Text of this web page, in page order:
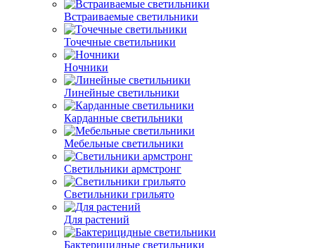
Встраиваемые светильники
Точечные светильники
Ночники
Линейные светильники
Карданные светильники
Мебельные светильники
Светильники армстронг
Светильники грильято
Для растений
Бактерицидные светильники